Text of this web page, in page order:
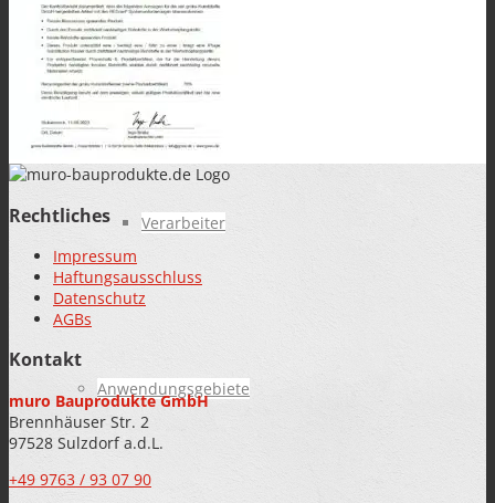
OEM-Kunden
Verarbeiter
Anwendungsgebiete
Rechtliches
Impressum
Haftungsausschluss
Datenschutz
AGBs
Kontakt
muro Bauprodukte GmbH
Brennhäuser Str. 2
97528 Sulzdorf a.d.L.
+49 9763 / 93 07 90